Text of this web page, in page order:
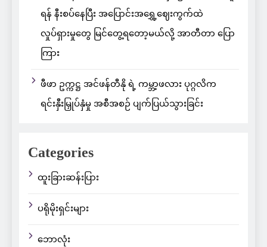
ရန် နီးစပ်နေပြီး အပြောင်းအရွှေ့ဈေးကွက်ထဲ
လှုပ်ရှားမှုတွေ မြင်တွေ့ရတော့မယ်လို့ အာတီတာ ပြော
ကြား
ဖီဖာ ဥက္ကဋ္ဌ အင်ဖန်တီနို ရဲ့ ကမ္ဘာ့ဖလား ပုဂ္ဂလိက
ရင်းနှီးမြှုပ်နှံမှု အစီအစဉ် ပျက်ပြယ်သွားခြင်း
Categories
ထူးခြားဆန်းပြား
ပရိုမိုးရှင်းများ
ဘောလုံး